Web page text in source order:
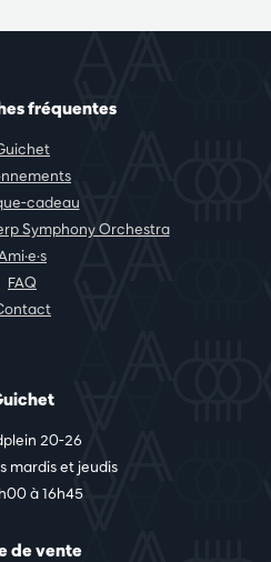
fréquentes
cadeau
Symphony Orchestra
FAQ
20-26
mardis et jeudis
à 16h45
de vente